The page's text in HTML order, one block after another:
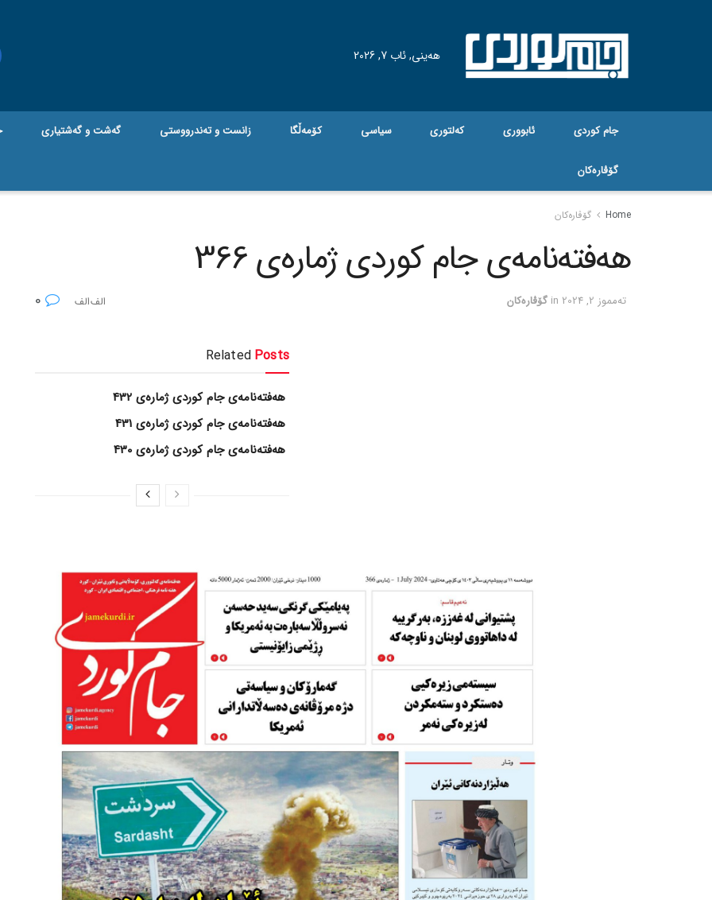
هه‌ینی, ئاب 7, 2026
جام کوردی ئابووری کەلتوری سیاسی کۆمەڵگا زانست و تەندرووستی گه‌شت و گه‌شتیاری
گۆڤاره‌کان
Home گۆڤاره‌کان
هەفتەنامەی جام کوردی ژمارەی 366
ته‌مموز 2, 2024 in گۆڤاره‌کان
Related Posts
هەفتەنامەی جام کوردی ژمارەی 432
هەفتەنامەی جام کوردی ژمارەی 431
هەفتەنامەی جام کوردی ژمارەی 430